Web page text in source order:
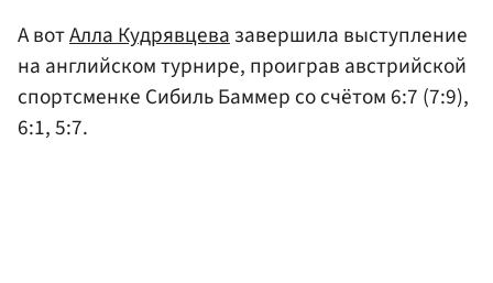
А вотАлла Кудрявцевазавершила выступление
на английском турнире, проиграв австрийской
спортсменке Сибиль Баммер со счётом 6:7 (7:9),
6:1, 5:7.